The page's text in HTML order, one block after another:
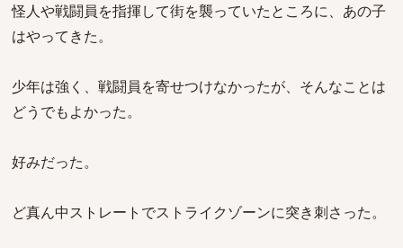
怪人や戦闘員を指揮して街を襲っていたところに、あの子
はやってきた。
少年は強く、戦闘員を寄せつけなかったが、そんなことは
どうでもよかった。
好みだった。
ど真ん中ストレートでストライクゾーンに突き刺さった。